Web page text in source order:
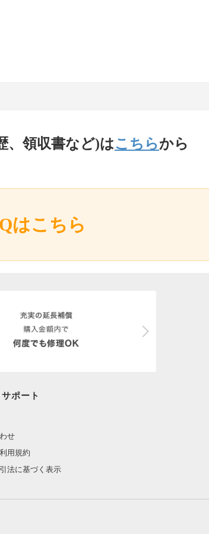
、領収書など)はこちらから
はこちら
ポート
せ
用規約
法に基づく表示